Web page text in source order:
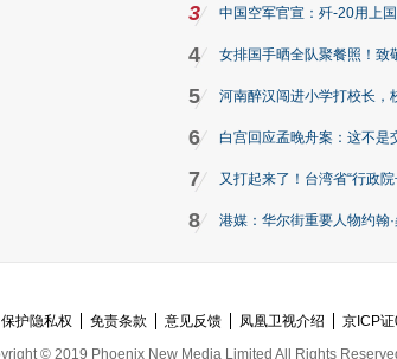
3 中国空军官宣：歼-20用上国
4 女排国手晒全队聚餐照！致
5 河南醉汉闯进小学打校长，
6 白宫回应孟晚舟案：这不是
7 又打起来了！台湾省“行政
8 港媒：华尔街重要人物约翰
保护隐私权 免责条款 意见反馈 凤凰卫视介绍 京ICP
© 2019 Phoenix New Media Limited All Rights